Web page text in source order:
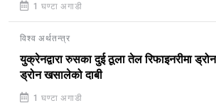
1 घण्टा अगाडी
विश्व अर्थतन्त्र
युक्रेनद्वारा रुसका दुई ठूला तेल रिफाइनरीमा
ड्रोन खसालेको दाबी
1 घण्टा अगाडी